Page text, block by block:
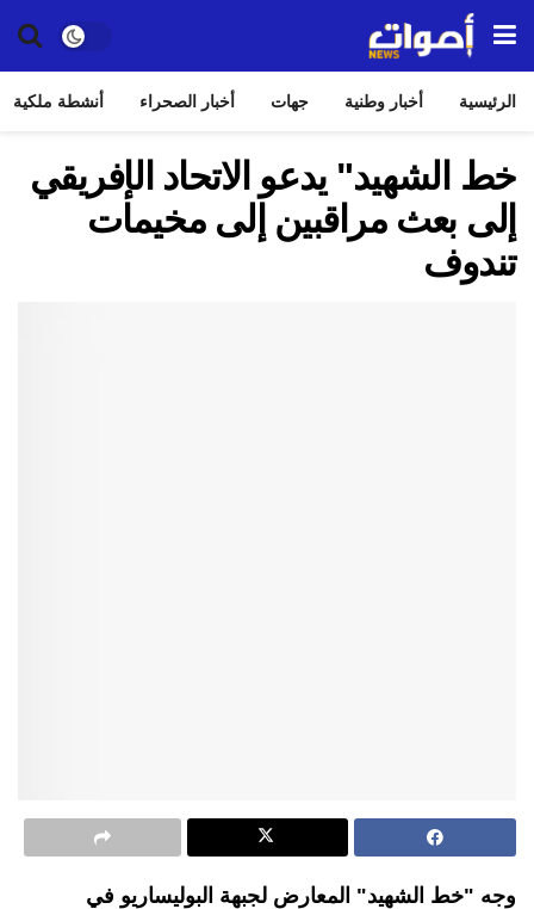
الرئيسية أخبار وطنية جهات أخبار الصحراء أنشطة ملكية
خط الشهيد" يدعو الاتحاد الإفريقي
إلى بعث مراقبين إلى مخيمات
تندوف
وجه "خط الشهيد" المعارض لجبهة البوليساريو في